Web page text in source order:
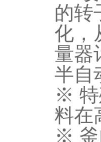
的转
化，
量器
半自
※ 特
料在
※ 釜